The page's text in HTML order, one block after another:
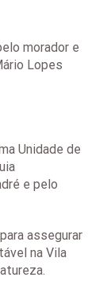
morador e
Lopes
Unidade de
e pelo
assegurar
na Vila